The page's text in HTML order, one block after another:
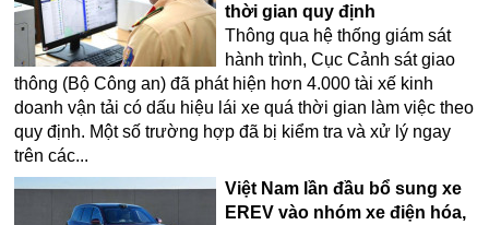
thời gian quy định
Thông qua hệ thống giám sát
hành trình, Cục Cảnh sát giao
thông (Bộ Công an) đã phát hiện hơn 4.000 tài xế kinh
doanh vận tải có dấu hiệu lái xe quá thời gian làm việc theo
quy định. Một số trường hợp đã bị kiểm tra và xử lý ngay
trên các...
Việt Nam lần đầu bổ sung xe
EREV vào nhóm xe điện hóa,